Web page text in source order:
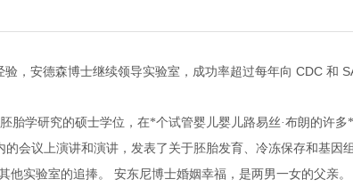
验，安德森博士继续领导实验室，成功率超过每年向 CDC 和
胎学研究的硕士学位，在*个试管婴儿婴儿路易丝·布朗的许多*
的会议上演讲和演讲，发表了关于胚胎发育、冷冻保存和基因
他实验室的追捧。 安东尼博士婚姻幸福，是两男一女的父亲。